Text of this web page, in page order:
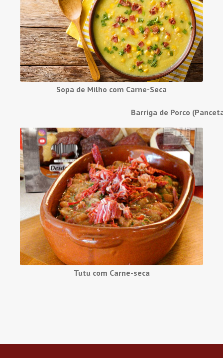
Sopa de Milho com Carne-Seca
Barriga de Porco
Tutu com Carne-seca